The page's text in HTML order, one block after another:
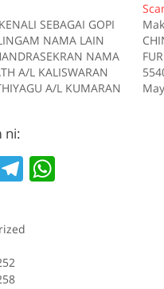
SEBAGAI GOPI
NAMA LAIN
NAMA
A/L KALISWARAN
A/L KUMARAN
BANK Maybank
AKAUN BANK CIMB
AKAUN BANK CIMB
ni:
T
e
gr